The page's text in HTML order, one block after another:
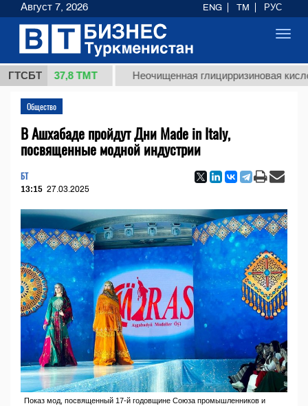
ГТСБТ
37,8 ТМТ Неочищенная глицирризиновая кислота
Общество
В Ашхабаде пройдут Дни Made in Italy,
посвященные модной индустрии
БТ
13:15 27.03.2025
Показ мод, посвященный 17-й годовщине Союза промышленников и
Август 7, 2026 ENG TM РУС